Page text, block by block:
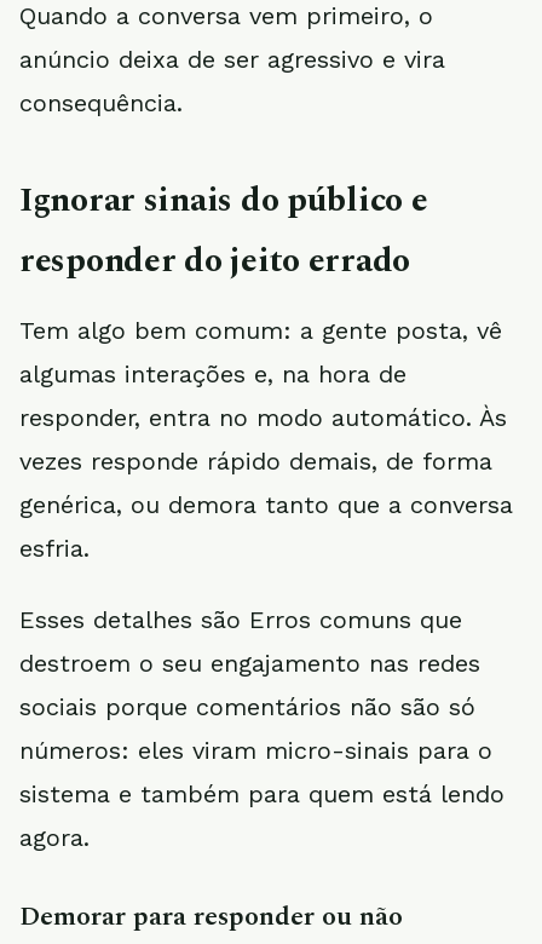
Quando a conversa vem primeiro, o
anúncio deixa de ser agressivo e vira
consequência.
Ignorar sinais do público e
responder do jeito errado
Tem algo bem comum: a gente posta, vê
algumas interações e, na hora de
responder, entra no modo automático. Às
vezes responde rápido demais, de forma
genérica, ou demora tanto que a conversa
esfria.
Esses detalhes são Erros comuns que
destroem o seu engajamento nas redes
sociais porque comentários não são só
números: eles viram micro-sinais para o
sistema e também para quem está lendo
agora.
Demorar para responder ou não